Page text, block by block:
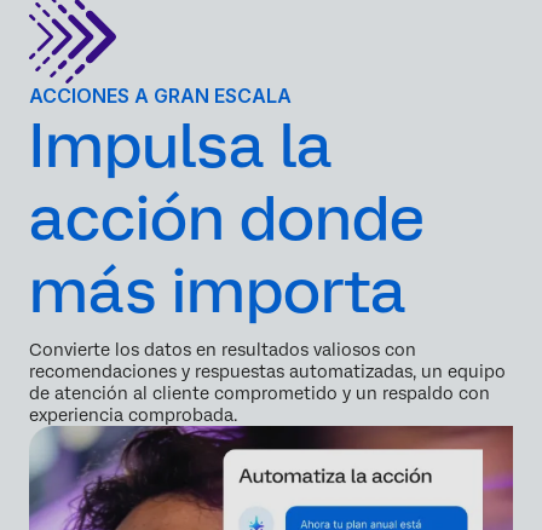
ACCIONES A GRAN ESCALA
Impulsa la
acción donde
más importa
Convierte los datos en resultados valiosos con
recomendaciones y respuestas automatizadas, un equipo
de atención al cliente comprometido y un respaldo con
experiencia comprobada.